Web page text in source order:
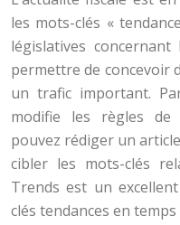
les mots-clés «
législatives
permettre de concevoir
un trafic important.
modifie les règles de
pouvez rédiger un
cibler les mots-clés
Trends est un
clés tendances en